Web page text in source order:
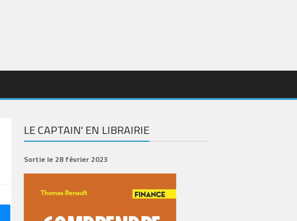
LE CAPTAIN' EN LIBRAIRIE
Sortie le 28 février 2023